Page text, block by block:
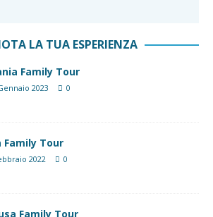
LA TUA ESPERIENZA
Family Tour
2023 0
Family Tour
2022 0
Family Tour